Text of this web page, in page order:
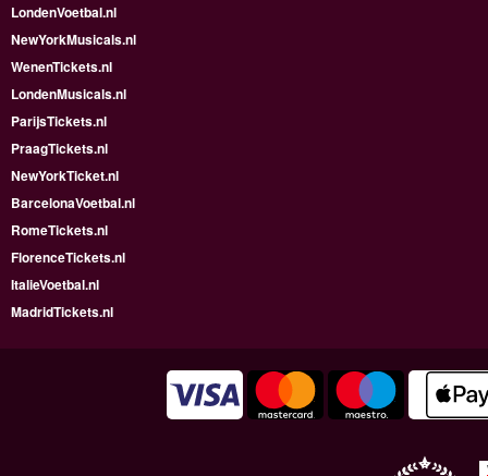
LondenVoetbal.nl
NewYorkMusicals.nl
WenenTickets.nl
LondenMusicals.nl
ParijsTickets.nl
PraagTickets.nl
NewYorkTicket.nl
BarcelonaVoetbal.nl
RomeTickets.nl
FlorenceTickets.nl
ItalieVoetbal.nl
MadridTickets.nl